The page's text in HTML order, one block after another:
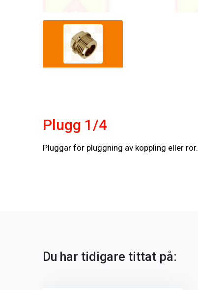
Plugg 1/4
Pluggar för pluggning av koppling eller rör.
Du har tidigare tittat på: